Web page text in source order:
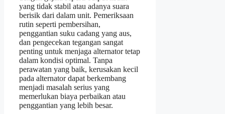
yang tidak stabil atau adanya suara
berisik dari dalam unit. Pemeriksaan
rutin seperti pembersihan,
penggantian suku cadang yang aus,
dan pengecekan tegangan sangat
penting untuk menjaga alternator tetap
dalam kondisi optimal. Tanpa
perawatan yang baik, kerusakan kecil
pada alternator dapat berkembang
menjadi masalah serius yang
memerlukan biaya perbaikan atau
penggantian yang lebih besar.